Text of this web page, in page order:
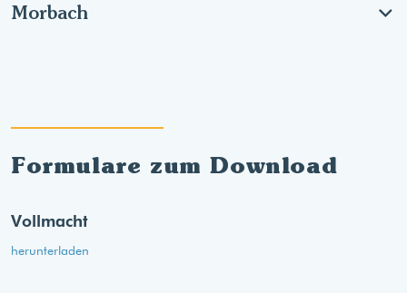
Morbach
Formulare zum Download
Vollmacht
herunterladen